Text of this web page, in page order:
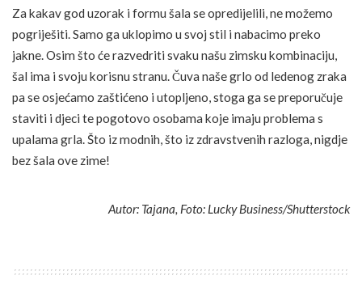
Za kakav god uzorak i formu šala se opredijelili, ne možemo
pogriješiti. Samo ga uklopimo u svoj stil i nabacimo preko
jakne. Osim što će razvedriti svaku našu zimsku kombinaciju,
šal ima i svoju korisnu stranu. Čuva naše grlo od ledenog zraka
pa se osjećamo zaštićeno i utopljeno, stoga ga se preporučuje
staviti i djeci te pogotovo osobama koje imaju problema s
upalama grla. Što iz modnih, što iz zdravstvenih razloga, nigdje
bez šala ove zime!
Autor: Tajana, Foto: Lucky Business/Shutterstock